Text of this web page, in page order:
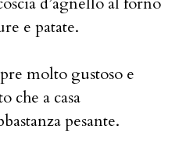
e patate.
molto gustoso e
che a casa
pesante.